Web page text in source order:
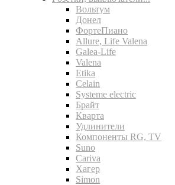
Вольтум
Донел
ФортеПиано
Allure, Life Valena
Galea-Life
Valena
Etika
Celain
Systeme electric
Брайт
Кварта
Удлинители
Компоненты RG, TV
Suno
Cariva
Хагер
Simon